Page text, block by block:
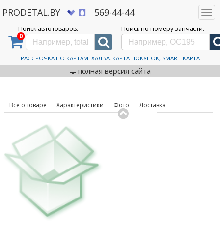
PRODETAL.BY 569-44-44
Поиск автотоваров:
0
Поиск по номеру запчасти:
РАССРОЧКА ПО КАРТАМ: ХАЛВА, КАРТА ПОКУПОК, SMART-КАРТА
полная версия сайта
Дискаунтер автозапчастей PRODETAL.BY > Каталог автотоваров > Шины > Aplus > A702
235/40R18 95V
Автошины Aplus A702
код товара: 631065
Всё о товаре Характеристики Фото Доставка